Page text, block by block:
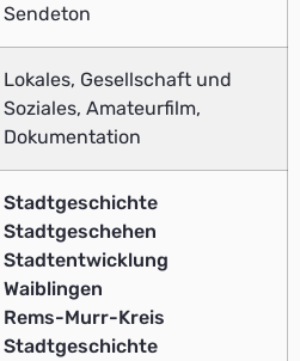
Sendeton
Lokales, Gesellschaft und
Soziales, Amateurfilm,
Dokumentation
Stadtgeschichte
Stadtgeschehen
Stadtentwicklung
Waiblingen
Rems-Murr-Kreis
Stadtgeschichte